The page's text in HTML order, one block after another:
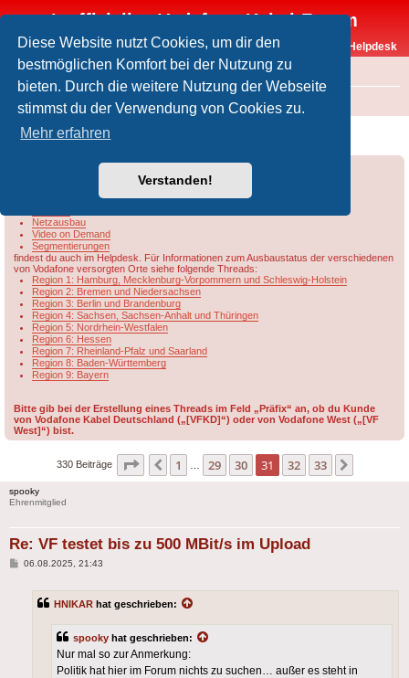
Diese Website nutzt Cookies, um dir den
bestmöglichen Komfort bei der Nutzung zu
bieten. Durch die weitere Nutzung der Webseite
stimmst du der Verwendung von Cookies zu.
Mehr erfahren
Verstanden!
Inoffizielles Vodafone-Kabel-Forum
Vodafone-Kabel-Helpdesk
FAQ
Foren-Übersicht Rund um Vodafone / Aktuelles
VF testet bis zu 500 MBit/s im Upload
Informationen u.a. zu
Netzausbau
Video on Demand
Segmentierungen
findest du auch im Helpdesk. Für Informationen zum Ausbaustatus der verschiedenen
von Vodafone versorgten Orte siehe folgende Threads:
Region 1: Hamburg, Mecklenburg-Vorpommern und Schleswig-Holstein
Region 2: Bremen und Niedersachsen
Region 3: Berlin und Brandenburg
Region 4: Sachsen, Sachsen-Anhalt und Thüringen
Region 5: Nordrhein-Westfalen
Region 6: Hessen
Region 7: Rheinland-Pfalz und Saarland
Region 8: Baden-Württemberg
Region 9: Bayern
Bitte gib bei der Erstellung eines Threads im Feld „Präfix“ an, ob du Kunde
von Vodafone Kabel Deutschland („[VFKD]“) oder von Vodafone West („[VF
West]“) bist.
330 Beiträge Seite 31 von 33
Vorherige
1 29 30 31 32 33
spooky
Ehrenmitglied
Re: VF testet bis zu 500 MBit/s im Upload
Beitrag
06.08.2025, 21:43
HNIKAR hat geschrieben:
spooky hat geschrieben:
Nur mal so zur Anmerkung:
Politik hat hier im Forum nichts zu suchen… außer es steht in